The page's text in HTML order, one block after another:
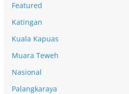
Featured
Katingan
Kuala Kapuas
Muara Teweh
Nasional
Palangkaraya